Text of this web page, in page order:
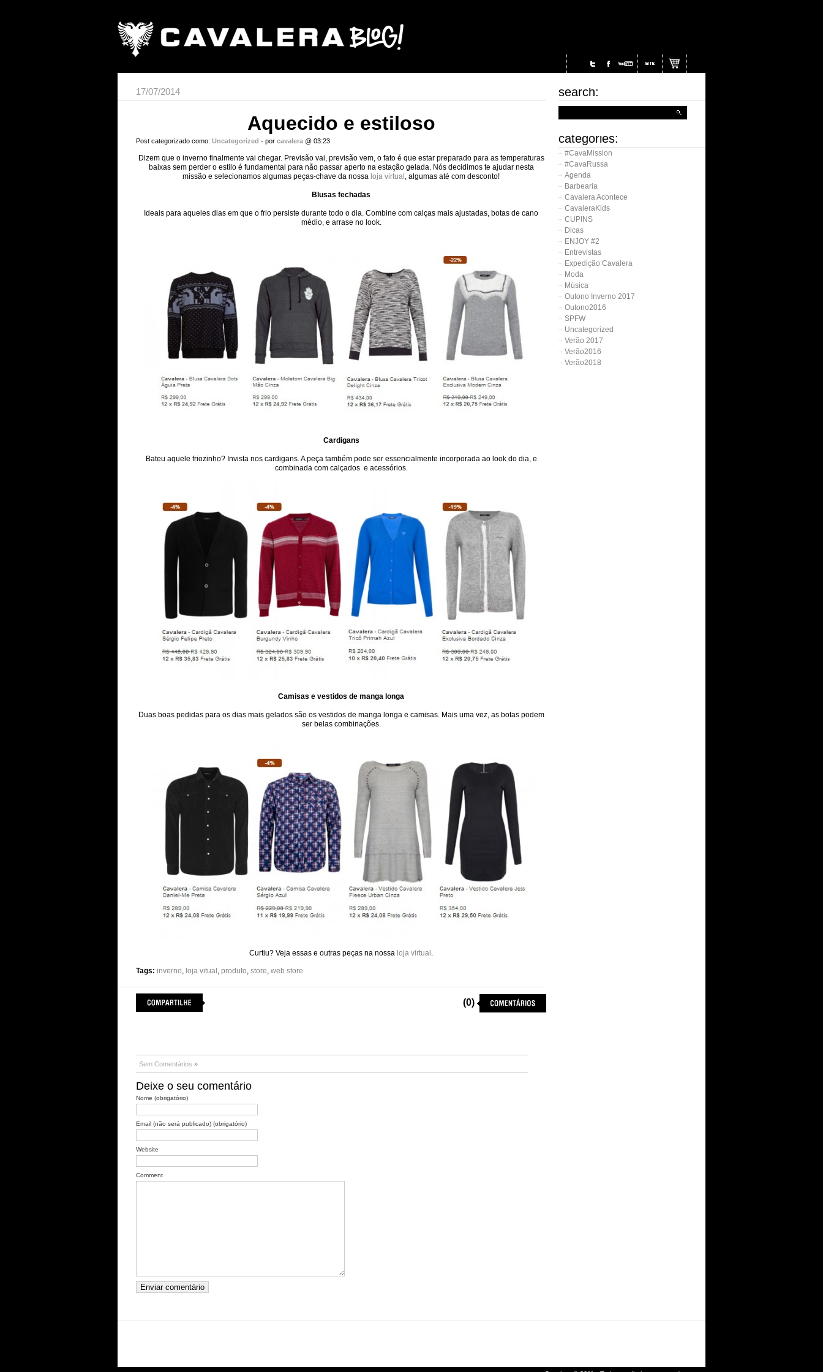
17/07/2014
Aquecido e estiloso
Post categorizado como: Uncategorized - por cavalera @ 03:23
Dizem que o inverno finalmente vai chegar. Previsão vai, previsão vem, o fato é que estar preparado para as temperaturas
baixas sem perder o estilo é fundamental para não passar aperto na estação gelada. Nós decidimos te ajudar nesta
missão e selecionamos algumas peças-chave da nossa loja virtual , algumas até com desconto!
Blusas fechadas
Ideais para aqueles dias em que o frio persiste durante todo o dia. Combine com calças mais ajustadas, botas de cano
médio, e arrase no look.
Cardigans
Bateu aquele friozinho? Invista nos cardigans. A peça também pode ser essencialmente incorporada ao look do dia, e
combinada com calçados e acessórios.
Camisas e vestidos de manga longa
Duas boas pedidas para os dias mais gelados são os vestidos de manga longa e camisas. Mais uma vez, as botas podem
ser belas combinações.
Curtiu? Veja essas e outras peças na nossa loja virtual .
Tags: inverno, loja vitual , produto, store, web store
(0)
Sem Comentários »
Deixe o seu comentário
Nome (obrigatório)
Email (não será publicado) (obrigatório)
Website
Comment
search:
categories:
#CavaMission
#CavaRussa
Agenda
Barbearia
Cavalera Acontece
CavaleraKids
CUPINS
Dicas
ENJOY #2
Entrevistas
Expedição Cavalera
Moda
Música
Outono Inverno 2017
Outono2016
SPFW
Uncategorized
Verão 2017
Verão2016
Verão2018